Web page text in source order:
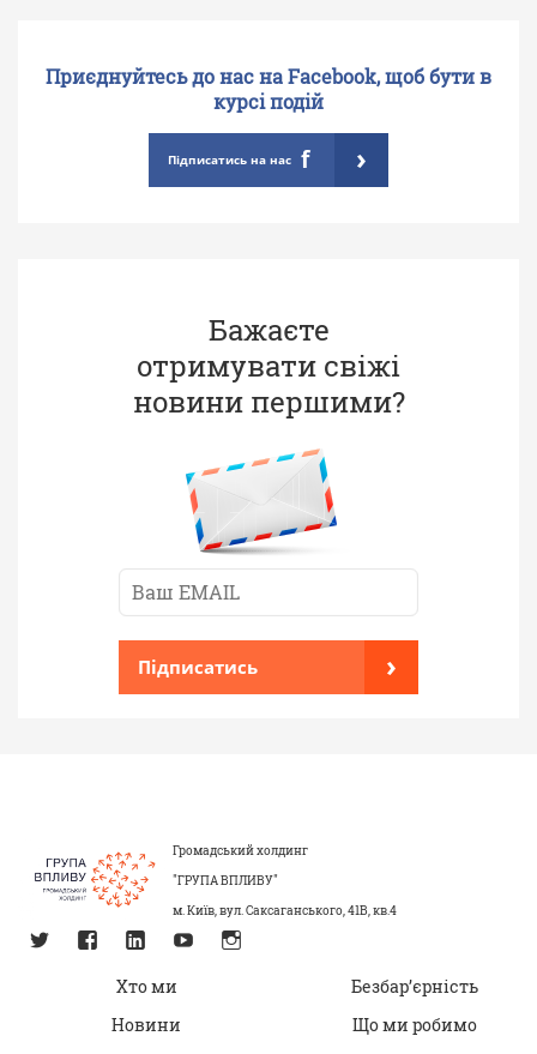
Приєднуйтесь до нас на Facebook, щоб бути в
курсі подій
Підписатись на нас f ›
Бажаєте
отримувати свіжі
новини першими?
Підписатись ›
Громадський холдинг
"ГРУПА ВПЛИВУ"
м. Київ, вул. Саксаганського, 41В, кв.4
Хто ми
Новини
Безбар’єрність
Що ми робимо